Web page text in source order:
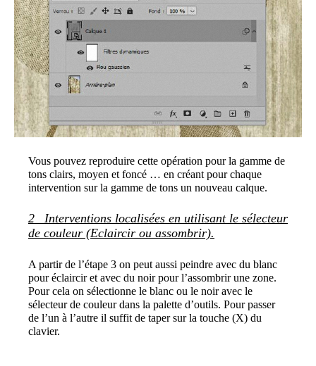
Vous pouvez reproduire cette opération pour la gamme de
tons clairs, moyen et foncé … en créant pour chaque
intervention sur la gamme de tons un nouveau calque.
2_ Interventions localisées en utilisant le sélecteur
de couleur (Eclaircir ou assombrir).
A partir de l’étape 3 on peut aussi peindre avec du blanc
pour éclaircir et avec du noir pour l’assombrir une zone.
Pour cela on sélectionne le blanc ou le noir avec le
sélecteur de couleur dans la palette d’outils. Pour passer
de l’un à l’autre il suffit de taper sur la touche (X) du
clavier.